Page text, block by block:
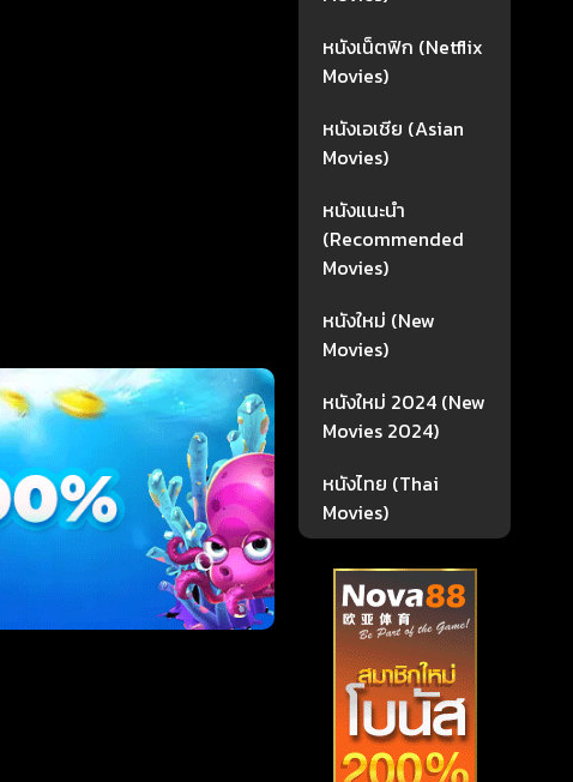
หนังเน็ตฟิก (Netflix
Movies)
หนังเอเชีย (Asian
Movies)
หนังแนะนำ
(Recommended
Movies)
หนังใหม่ (New
Movies)
หนังใหม่ 2024 (New
Movies 2024)
หนังไทย (Thai
Movies)